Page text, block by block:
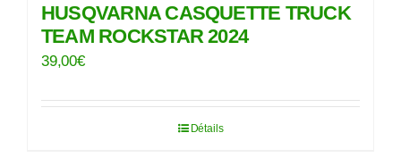
HUSQVARNA CASQUETTE TRUCK
TEAM ROCKSTAR 2024
39,00€
Détails